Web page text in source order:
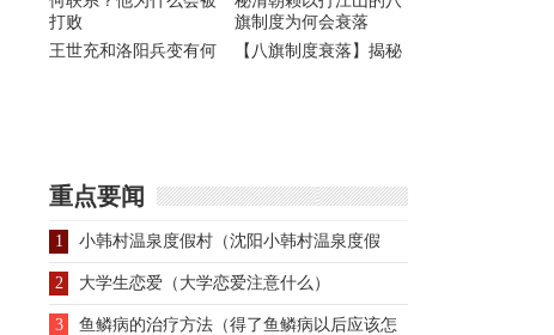
王世充和洛阳兵变有何
【八旗制度衰落】揭秘
重点要闻
1 小韩村温泉度假村（沈阳小韩村温泉度假
村）
2 大学生恋爱（大学恋爱注意什么）
3 鱼鳞病的治疗方法（得了鱼鳞病以后应该怎